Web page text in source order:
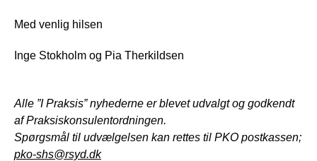
Med venlig hilsen
Inge Stokholm og Pia Therkildsen
Alle ”I Praksis” nyhederne er blevet udvalgt og godkendt
af Praksiskonsulentordningen.
Spørgsmål til udvælgelsen kan rettes til PKO postkassen;
pko-shs@rsyd.dk